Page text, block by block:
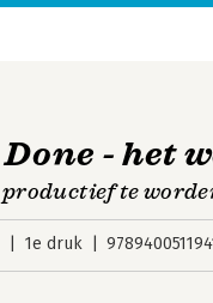
- het
te
1e druk
Personen